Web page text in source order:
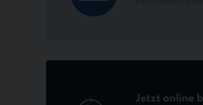
Jetzt online